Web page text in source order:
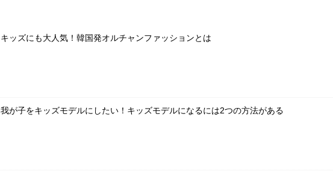
キッズにも大人気！韓国発オルチャンファッションとは
我が子をキッズモデルにしたい！キッズモデルになるには2つの方法がある